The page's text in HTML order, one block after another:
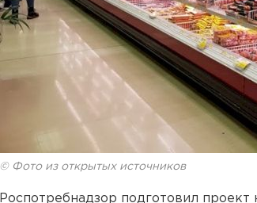
© Фото из открытых источников
Роспотребнадзор подготовил проект